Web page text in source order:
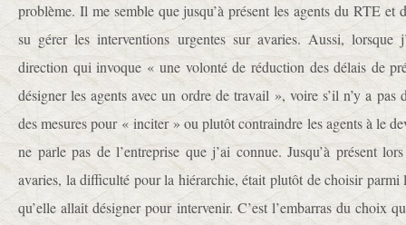
problème. Il me semble que jusqu’à présent les agents du RTE et
su gérer les interventions urgentes sur avaries. Aussi, lorsque
direction qui invoque « une volonté de réduction des délais de
désigner les agents avec un ordre de travail », voire s’il n’y a pas
des mesures pour « inciter » ou plutôt contraindre les agents à le
ne parle pas de l’entreprise que j’ai connue. Jusqu’à présent
avaries, la difficulté pour la hiérarchie, était plutôt de choisir parmi
qu’elle allait désigner pour intervenir. C’est l’embarras du choix